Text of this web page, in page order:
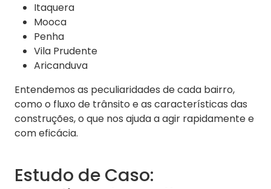
Itaquera
Mooca
Penha
Vila Prudente
Aricanduva
Entendemos as peculiaridades de cada bairro,
como o fluxo de trânsito e as características das
construções, o que nos ajuda a agir rapidamente e
com eficácia.
Estudo de Caso: